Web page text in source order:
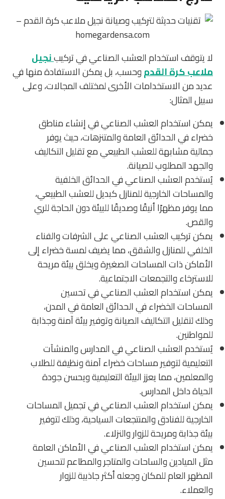
لا يتوقف استخدام العشب الصناعي في تركيبنجيل
ملاعب كرة القدموحسب، بل يمكن الاستفادة منها في
عديد من الاستخدامات الأخرى لمختلف المجالات، وعلى
سبيل المثال:
يمكن استخدام العشب الصناعي في إنشاء مناطق
خضراء في الحدائق العامة والمتنزهات، حيث يوفر
جمالية مشابهة للعشب الطبيعي مع تقليل التكاليف
والجهد المطلوب للصيانة.
يُستخدم العشب الصناعي في الحدائق الخلفية
والمساحات الخارجية للمنازل كبديل للعشب الطبيعي،
مما يوفر مظهرًا أنيقًا وصديقًا للبيئة دون الحاجة للري
والقص.
يمكن تركيب العشب الصناعي على الشرفات والفناء
الخلفي للمنازل والشقق، مما يضيف لمسة خضراء إلى
الأماكن ذات المساحات الصغيرة ويخلق بيئة مريحة
للاسترخاء والتجمعات الاجتماعية.
يمكن استخدام العشب الصناعي في تحسين
المساحات الخضراء في الحدائق العامة في المدن،
وذلك لتقليل التكاليف الصيانة وتوفير بيئة آمنة وجذابة
للمواطنين.
يُستخدم العشب الصناعي في المدارس والمنشآت
التعليمية لتوفير مساحات خضراء آمنة ونظيفة للطلاب
والمعلمين، مما يعزز البيئة التعليمية ويحسن جودة
الحياة داخل المدارس.
يمكن استخدام العشب الصناعي في تجميل المساحات
الخارجية للفنادق والمنتجعات السياحية، وذلك لتوفير
بيئة جذابة ومريحة للزوار والنزلاء.
يمكن استخدام العشب الصناعي في الأماكن العامة
مثل الميادين والساحات والمتاجر والمطاعم لتحسين
المظهر العام للمكان وجعله أكثر جاذبية للزوار
والعملاء.